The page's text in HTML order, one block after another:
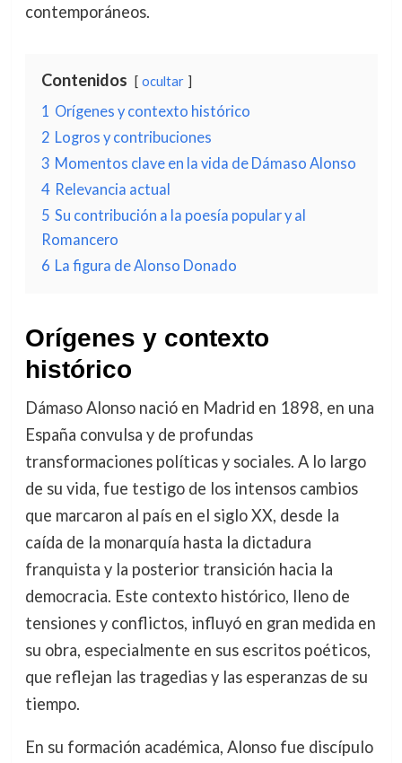
contemporáneos.
Contenidos ocultar
1 Orígenes y contexto histórico
2 Logros y contribuciones
3 Momentos clave en la vida de Dámaso Alonso
4 Relevancia actual
5 Su contribución a la poesía popular y al
Romancero
6 La figura de Alonso Donado
Orígenes y contexto
histórico
Dámaso Alonso nació en Madrid en 1898, en una
España convulsa y de profundas
transformaciones políticas y sociales. A lo largo
de su vida, fue testigo de los intensos cambios
que marcaron al país en el siglo XX, desde la
caída de la monarquía hasta la dictadura
franquista y la posterior transición hacia la
democracia. Este contexto histórico, lleno de
tensiones y conflictos, influyó en gran medida en
su obra, especialmente en sus escritos poéticos,
que reflejan las tragedias y las esperanzas de su
tiempo.
En su formación académica, Alonso fue discípulo